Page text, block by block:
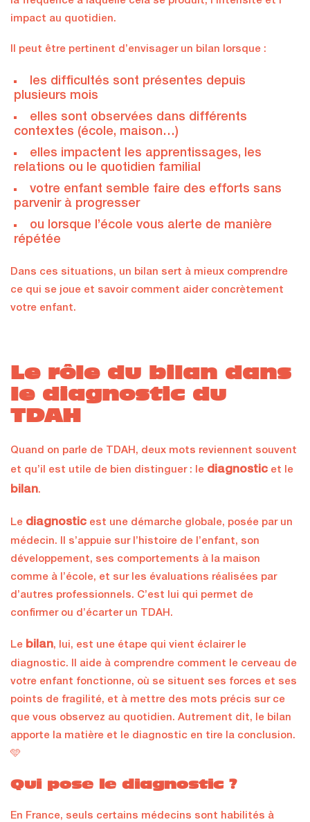
impact au quotidien.
Il peut être pertinent d’envisager un bilan lorsque :
les difficultés sont présentes depuis
plusieurs mois
elles sont observées dans différents
contextes (école, maison…)
elles impactent les apprentissages, les
relations ou le quotidien familial
votre enfant semble faire des efforts sans
parvenir à progresser
ou lorsque l’école vous alerte de manière
répétée
Dans ces situations, un bilan sert à mieux comprendre
ce qui se joue et savoir comment aider concrètement
votre enfant.
Le rôle du bilan dans
le diagnostic du
TDAH
Quand on parle de TDAH, deux mots reviennent souvent
et qu’il est utile de bien distinguer : le diagnostic et le
bilan.
Le diagnostic est une démarche globale, posée par un
médecin. Il s’appuie sur l’histoire de l’enfant, son
développement, ses comportements à la maison
comme à l’école, et sur les évaluations réalisées par
d’autres professionnels. C’est lui qui permet de
confirmer ou d’écarter un TDAH.
Le bilan, lui, est une étape qui vient éclairer le
diagnostic. Il aide à comprendre comment le cerveau de
votre enfant fonctionne, où se situent ses forces et ses
points de fragilité, et à mettre des mots précis sur ce
que vous observez au quotidien. Autrement dit, le bilan
apporte la matière et le diagnostic en tire la conclusion.
🩵
Qui pose le diagnostic ?
En France, seuls certains médecins sont habilités à